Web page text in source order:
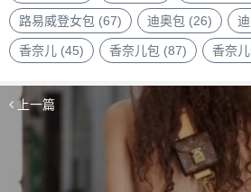
路易威登女包 (67) 迪奥包 (26)
香奈儿 (45) 香奈儿包 (87) 香奈
上一篇